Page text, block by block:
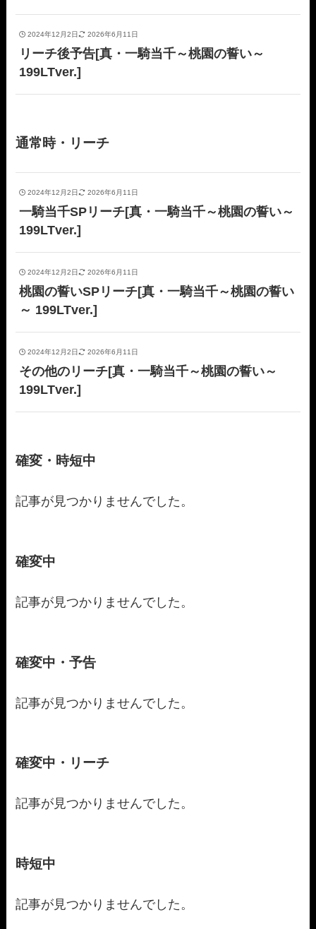
2024年12月2日 2026年6月11日
リーチ後予告[真・一騎当千～桃園の誓い～
199LTver.]
通常時・リーチ
2024年12月2日 2026年6月11日
一騎当千SPリーチ[真・一騎当千～桃園の誓い～
199LTver.]
2024年12月2日 2026年6月11日
桃園の誓いSPリーチ[真・一騎当千～桃園の誓い
～ 199LTver.]
2024年12月2日 2026年6月11日
その他のリーチ[真・一騎当千～桃園の誓い～
199LTver.]
確変・時短中
記事が見つかりませんでした。
確変中
記事が見つかりませんでした。
確変中・予告
記事が見つかりませんでした。
確変中・リーチ
記事が見つかりませんでした。
時短中
記事が見つかりませんでした。